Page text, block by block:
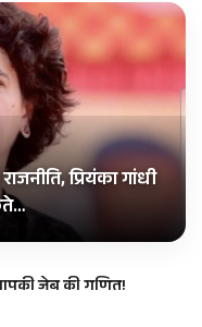
प्रियंका गांधी
जेब की गणित!